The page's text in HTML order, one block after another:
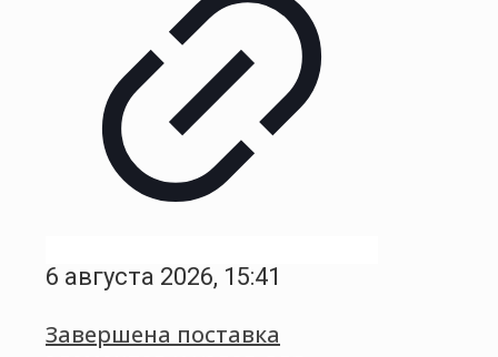
6 августа 2026, 15:41
Завершена поставка